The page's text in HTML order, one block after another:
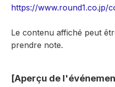
https://www.round1.co.jp/
Le contenu affiché peut
prendre note.
[Aperçu de